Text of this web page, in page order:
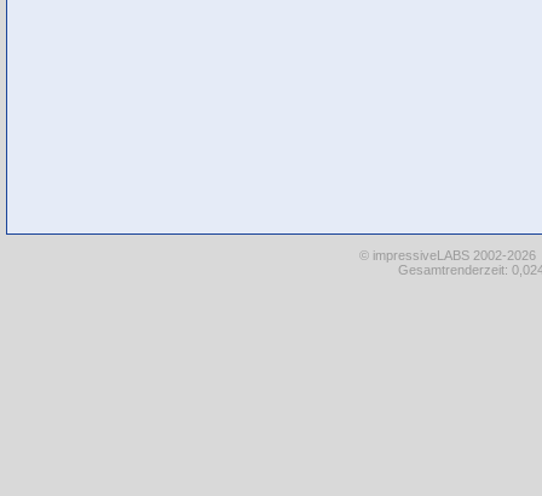
© impressiveLABS 2002-
Gesamtrenderzeit: